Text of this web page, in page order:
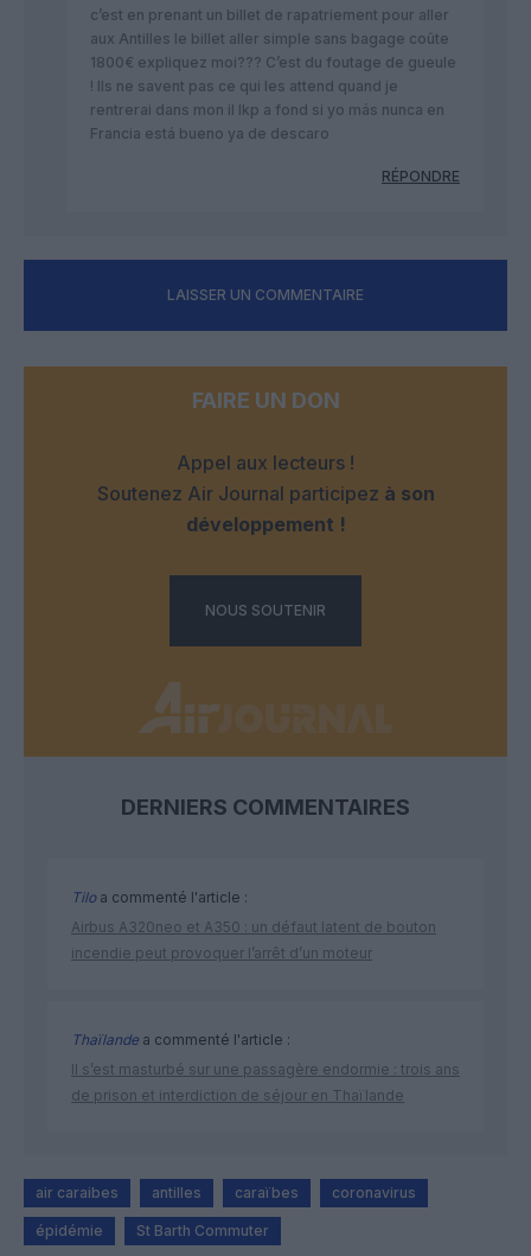
c’est en prenant un billet de rapatriement pour aller
aux Antilles le billet aller simple sans bagage coûte
1800€ expliquez moi??? C’est du foutage de gueule
! Ils ne savent pas ce qui les attend quand je
rentrerai dans mon il lkp a fond si yo más nunca en
Francia está bueno ya de descaro
RÉPONDRE
LAISSER UN COMMENTAIRE
FAIRE UN DON
Appel aux lecteurs !
Soutenez Air Journal participez à son
développement !
NOUS SOUTENIR
DERNIERS COMMENTAIRES
Tiloa commenté l'article :
Airbus A320neo et A350 : un défaut latent de bouton
incendie peut provoquer l’arrêt d’un moteur
Thaïlandea commenté l'article :
Il s’est masturbé sur une passagère endormie : trois ans
de prison et interdiction de séjour en Thaïlande
air caraibes antilles caraïbes coronavirus
épidémie St Barth Commuter